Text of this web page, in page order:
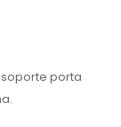
porta